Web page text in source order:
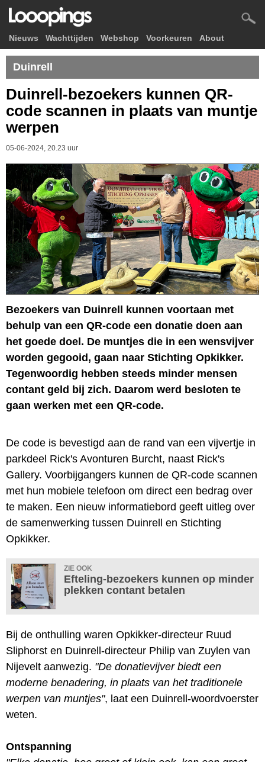
Nieuws Wachttijden Webshop Voorkeuren About
Duinrell
Duinrell-bezoekers kunnen QR-
code scannen in plaats van muntje
werpen
05-06-2024, 20.23 uur
Bezoekers van Duinrell kunnen voortaan met
behulp van een QR-code een donatie doen aan
het goede doel. De muntjes die in een wensvijver
worden gegooid, gaan naar Stichting Opkikker.
Tegenwoordig hebben steeds minder mensen
contant geld bij zich. Daarom werd besloten te
gaan werken met een QR-code.
De code is bevestigd aan de rand van een vijvertje in
parkdeel Rick's Avonturen Burcht, naast Rick's
Gallery. Voorbijgangers kunnen de QR-code scannen
met hun mobiele telefoon om direct een bedrag over
te maken. Een nieuw informatiebord geeft uitleg over
de samenwerking tussen Duinrell en Stichting
Opkikker.
ZIE OOK
Efteling-bezoekers kunnen op minder
plekken contant betalen
Bij de onthulling waren Opkikker-directeur Ruud
Sliphorst en Duinrell-directeur Philip van Zuylen van
Nijevelt aanwezig. "De donatievijver biedt een
moderne benadering, in plaats van het traditionele
werpen van muntjes", laat een Duinrell-woordvoerster
weten.
Ontspanning